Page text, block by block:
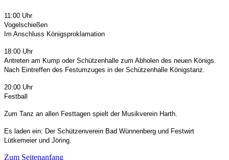
11:00 Uhr
Vogelschießen
Im Anschluss Königsproklamation
18:00 Uhr
Antreten am Kump oder Schützenhalle zum Abholen des neuen Königs.
Nach Eintreffen des Festumzuges in der Schützenhalle Königstanz.
20:00 Uhr
Festball
Zum Tanz an allen Festtagen spielt der Musikverein Harth.
Es laden ein: Der Schützenverein Bad Wünnenberg und Festwirt
Lütkemeier und Jöring.
Zum Seitenanfang